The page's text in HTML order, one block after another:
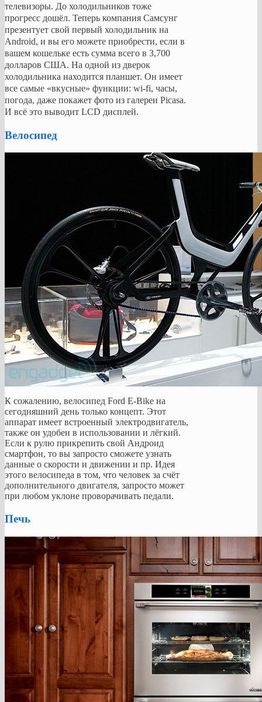
телевизоры. До холодильников тоже
прогресс дошёл. Теперь компания Самсунг
презентует свой первый холодильник на
Android, и вы его можете приобрести, если в
вашем кошельке есть сумма всего в 3,700
долларов США. На одной из дверок
холодильника находится планшет. Он имеет
все самые «вкусные» функции: wi-fi, часы,
погода, даже покажет фото из галереи Picasa.
И всё это выводит LCD дисплей.
Велосипед
К сожалению, велосипед Ford E-Bike на
сегодняшний день только концепт. Этот
аппарат имеет встроенный электродвигатель,
также он удобен в использовании и лёгкий.
Если к рулю прикрепить свой Андроид
смартфон, то вы запросто сможете узнать
данные о скорости и движении и пр. Идея
этого велосипеда в том, что человек за счёт
дополнительного двигателя, запросто может
при любом уклоне проворачивать педали.
Печь